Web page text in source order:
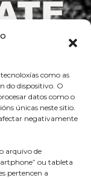
como as
do dispositivo. O
datos como o
únicas neste sitio.
negativamente
arquivo de
ou tableta
pertencen a